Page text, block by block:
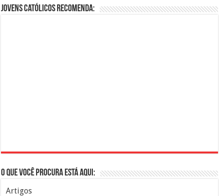
Jovens Católicos Recomenda:
O que você procura está aqui:
Artigos